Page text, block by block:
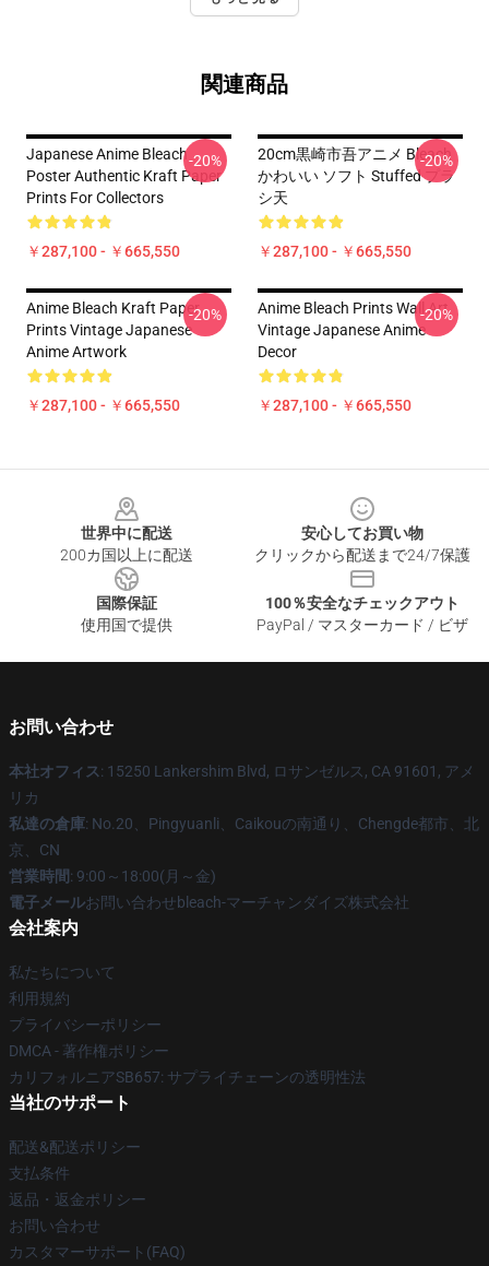
関連商品
Japanese Anime Bleach
Poster Authentic Kraft Paper
Prints For Collectors
￥287,100 - ￥665,550
-20%
20cm黒崎市吾アニメ Bleach
かわいい ソフト Stuffed プラ
シ天
￥287,100 - ￥665,550
-20%
Anime Bleach Kraft Paper
Prints Vintage Japanese
Anime Artwork
￥287,100 - ￥665,550
-20%
Anime Bleach Prints Wall Art
Vintage Japanese Anime
Decor
￥287,100 - ￥665,550
-20%
世界中に配送
200カ国以上に配送
安心してお買い物
クリックから配送まで24/7保護
国際保証
使用国で提供
100％安全なチェックアウト
PayPal / マスターカード / ビザ
お問い合わせ
本社オフィス: 15250 Lankershim Blvd, ロサンゼルス, CA 91601, アメ
リカ
私達の倉庫: No.20、Pingyuanli、Caikouの南通り、Chengde都市、北
京、CN
営業時間: 9:00～18:00(月～金)
電子メールお問い合わせbleach-マーチャンダイズ株式会社
会社案内
私たちについて
利用規約
プライバシーポリシー
DMCA - 著作権ポリシー
カリフォルニアSB657: サプライチェーンの透明性法
当社のサポート
配送&配送ポリシー
支払条件
返品・返金ポリシー
お問い合わせ
カスタマーサポート(FAQ)